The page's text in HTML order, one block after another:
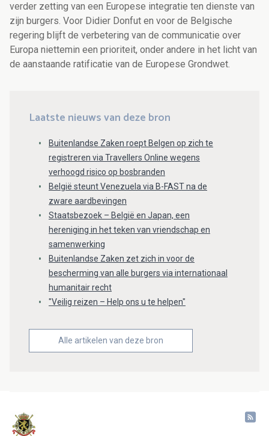
verder zetting van een Europese integratie ten dienste van
zijn burgers. Voor Didier Donfut en voor de Belgische
regering blijft de verbetering van de communicatie over
Europa niettemin een prioriteit, onder andere in het licht van
de aanstaande ratificatie van de Europese Grondwet.
Laatste nieuws van deze bron
Buitenlandse Zaken roept Belgen op zich te
registreren via Travellers Online wegens
verhoogd risico op bosbranden
België steunt Venezuela via B-FAST na de
zware aardbevingen
Staatsbezoek – België en Japan, een
hereniging in het teken van vriendschap en
samenwerking
Buitenlandse Zaken zet zich in voor de
bescherming van alle burgers via internationaal
humanitair recht
"Veilig reizen – Help ons u te helpen"
Alle artikelen van deze bron